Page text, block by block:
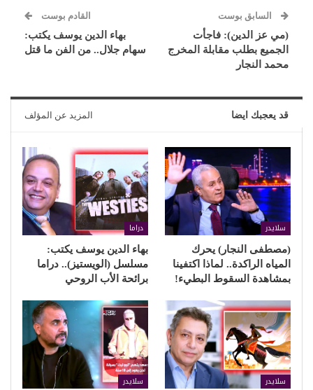
السابق بوست
(مي عز الدين): فاجأت
الجميع بطلب مقابلة المخرج
محمد النجار
القادم بوست
بهاء الدين يوسف يكتب:
سهام جلال.. من الفن ما قتل
قد يعجبك ايضا المزيد عن المؤلف
سلايدر
(مصطفى النجار) يحرك
المياه الراكدة.. لماذا اكتفينا
بمشاهدة السقوط البطيء!
دراما
بهاء الدين يوسف يكتب:
مسلسل (الويستيز).. دراما
برائحة الأب الروحي
سلايدر سلايدر